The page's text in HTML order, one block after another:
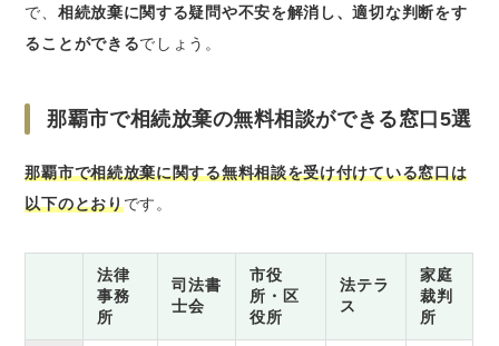
で、 相続放棄に関する疑問や不安を解消し、適切な判断をす
ることができるでしょう。
那覇市で相続放棄の無料相談ができる窓口5選
那覇市で相続放棄に関する無料相談を受け付けている窓口は
以下のとおりです。
法律
事務
所
司法書
士会
市役
所・区
役所
法テラ
ス
家庭
裁判
所